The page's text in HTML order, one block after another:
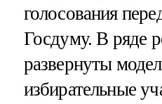
голосования
Госдуму. В ряде
развернуты
избирательные